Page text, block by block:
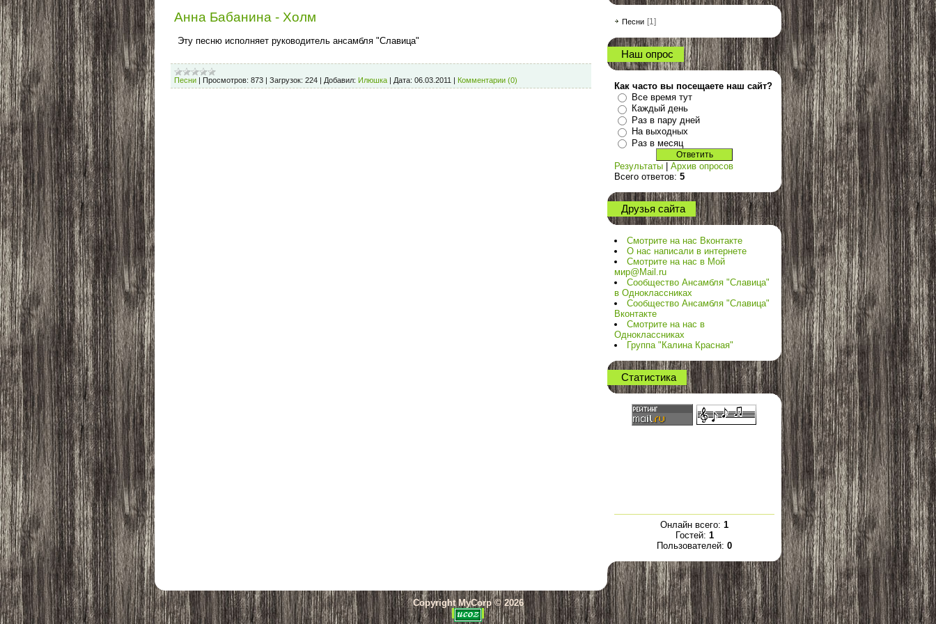
Анна Бабанина - Холм
Эту песню исполняет руководитель ансамбля "Славица"
Песни | Просмотров: 873 | Загрузок: 224 | Добавил: Илюшка | Дата: 06.03.2011 | Комментарии (0)
Песни [1]
Наш опрос
Как часто вы посещаете наш сайт?
Все время тут
Каждый день
Раз в пару дней
На выходных
Раз в месяц
Результаты
Архив опросов
Всего ответов: 5
Друзья сайта
Смотрите на нас Вконтакте
О нас написали в интернете
Смотрите на нас в Мой
мир@Mail.ru
Сообщество Ансамбля "Славица"
в Одноклассниках
Сообщество Ансамбля "Славица"
Вконтакте
Смотрите на нас в
Одноклассниках
Группа "Калина Красная"
Статистика
Онлайн всего: 1
Гостей: 1
Пользователей: 0
Copyright MyCorp © 2026